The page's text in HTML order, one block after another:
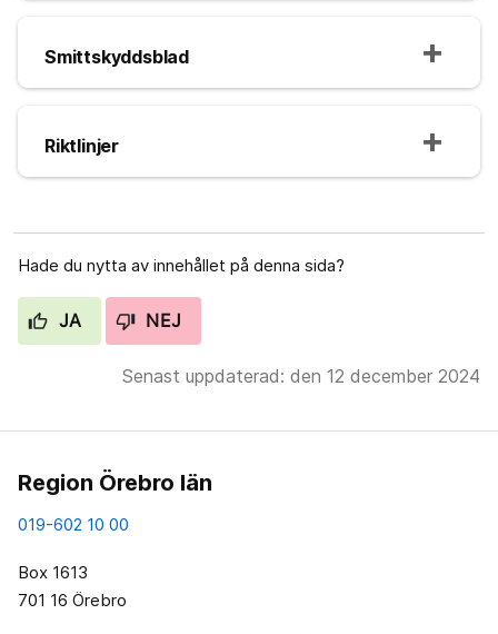
Smittskyddsblad
Riktlinjer
Hade du nytta av innehållet på denna sida?
JA NEJ
Senast uppdaterad: den 12 december 2024
Region Örebro län
019-602 10 00
Box 1613
701 16 Örebro